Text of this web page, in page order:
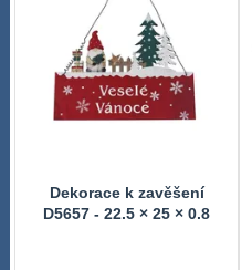
Dekorace k zavěšení
D5657 - 22.5 × 25 × 0.8